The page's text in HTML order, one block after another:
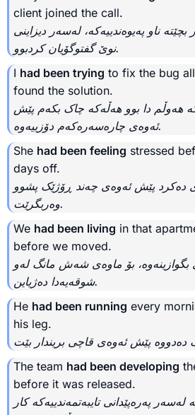
client joined the call.
ناو پەیوەندییەکە، لەسەر دیزاینی
نوێ گفتوگۆیان کردبوو.
I had been trying to fix the bug
found the solution.
هەوڵم دا بوو هەڵەکە چاک بکەم پێش
ئەوەی چارەسەرەکەم دۆزییەوە.
She had been feeling stressed
days off.
ده‌کرد پێش ئه‌وه‌ی چه‌ند ڕۆژێک پشوو
وەربگرێت.
We had been living in that
before we moved.
بگوازینەوە، بۆ ماوەی شەش مانگ لەو
شوقەیەدا دەژیاین.
He had been running every
his leg.
The team had been developing
before it was released.
پەرەپێدانی تایبەتمەندییەکە کار